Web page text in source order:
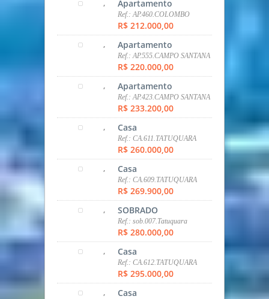
, SOBRADO
Ref.: sob.007.Tatuquara
R$ 280.000,00
, Casa
Ref.: CA.612.TATUQUARA
R$ 295.000,00
, Casa
Ref.: CA.616.TATUQUARA
R$ 295.000,00
, Terreno
Ref.: TER.615.TATUQUARA
R$ 295.000,00
, Apartamento
Ref.: STUDIO.418.AGUA
VERDE
R$ 298.000,00
Casa
Ref.: CA.103.STA RITA
R$ 309.000,00
Apartamento
Ref.: AP.005.PORTÃO
R$ 310.000,00